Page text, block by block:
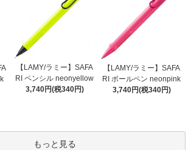
【LAMY/ラミー】SAFA
RI ペンシル neonyellow
3,740円(税340円)
【LAMY/ラミー】SAFA
RI ボールペン neonpink
3,740円(税340円)
もっと見る